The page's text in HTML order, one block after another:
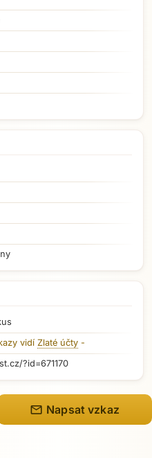
na hlavní obsah
vidí Zlaté účty -
?id=671170
mail Napsat vzkaz